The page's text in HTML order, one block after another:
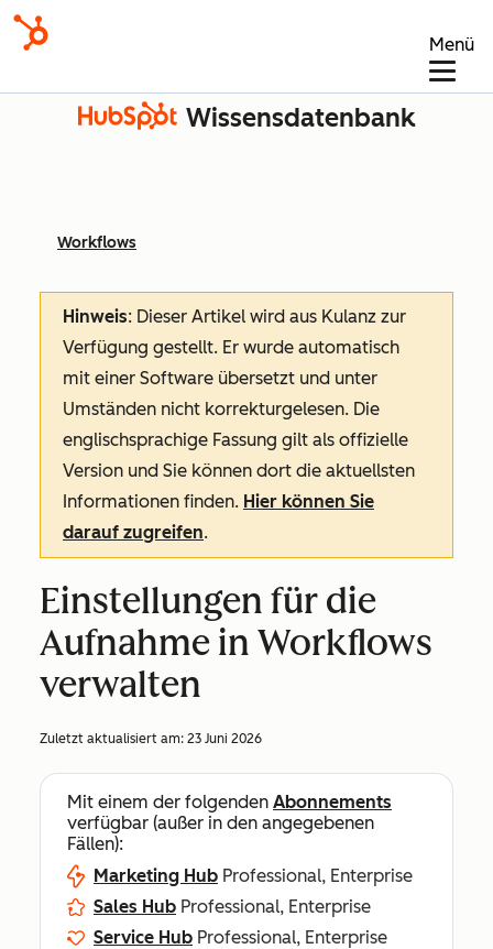
Menü
Wissensdatenbank
Workflows
Hinweis: Dieser Artikel wird aus Kulanz zur
Verfügung gestellt. Er wurde automatisch
mit einer Software übersetzt und unter
Umständen nicht korrekturgelesen. Die
englischsprachige Fassung gilt als offizielle
Version und Sie können dort die aktuellsten
Informationen finden. Hier können Sie
darauf zugreifen.
Einstellungen für die
Aufnahme in Workflows
verwalten
Zuletzt aktualisiert am: 23 Juni 2026
Mit einem der folgenden Abonnements
verfügbar (außer in den angegebenen
Fällen):
Marketing Hub Professional, Enterprise
Sales Hub Professional, Enterprise
Service Hub Professional, Enterprise